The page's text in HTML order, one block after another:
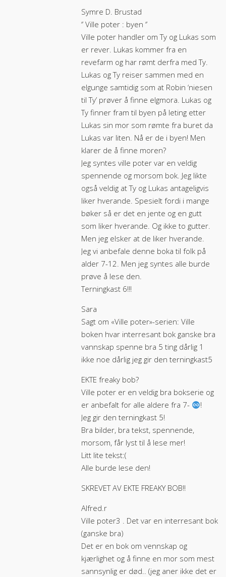
Symre D. Brustad
‘’ Ville poter : byen ‘’
Ville poter handler om Ty og Lukas som
er rever. Lukas kommer fra en
revefarm og har rømt derfra med Ty.
Lukas og Ty reiser sammen med en
elgunge samtidig som at Robin ‘niesen
til Ty’ prøver å finne elgmora. Lukas og
Ty finner fram til byen på leting etter
Lukas sin mor som rømte fra buret da
Lukas var liten. Nå er de i byen! Men
klarer de å finne moren?
Jeg syntes ville poter var en veldig
spennende og morsom bok. Jeg likte
også veldig at Ty og Lukas antageligvis
liker hverande. Spesielt fordi i mange
bøker så er det en jente og en gutt
som liker hverande. Og ikke to gutter.
Men jeg elsker at de liker hverande.
Jeg vi anbefale denne boka til folk på
alder 7-12. Men jeg syntes alle burde
prøve å lese den.
Terningkast 6!!!
Sara
Sagt om «Ville poter»-serien: Ville
boken hvar interresant bok ganske bra
vannskap spenne bra 5 ting dårlig 1
ikke noe dårlig jeg gir den terningkast5
EKTE freaky bob?
Ville poter er en veldig bra bokserie og
er anbefalt for alle aldere fra 7-
!
Jeg gir den terningkast 5!
Bra bilder, bra tekst, spennende,
morsom, får lyst til å lese mer!
Litt lite tekst:(
Alle burde lese den!
SKREVET AV EKTE FREAKY BOB!!
Alfred.r
Ville poter3 . Det var en interresant bok
(ganske bra)
Det er en bok om vennskap og
kjærlighet og å finne en mor som mest
sannsynlig er død.. (jeg aner ikke det er